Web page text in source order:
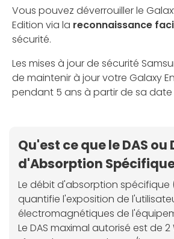
Vous pouvez déverrouiller le
Edition via la reconnaissance
sécurité.
Les mises à jour de sécurité
de maintenir à jour votre Galaxy
pendant 5 ans à partir de sa
Qu'est ce que le DAS ou
d'Absorption
Le débit d'absorption spécifique
quantifie l'exposition de
électromagnétiques de
Le DAS maximal autorisé est de